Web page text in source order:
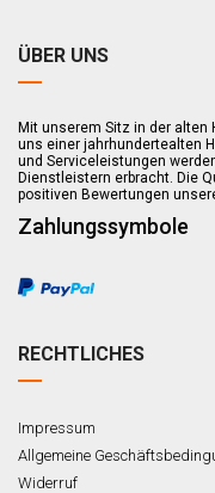
ÜBER UNS
Mit unserem Sitz in der
uns einer jahrhundertealten
und Serviceleistungen
Dienstleistern erbracht. Die
positiven Bewertungen
Zahlungssymbole
RECHTLICHES
Impressum
Allgemeine
Widerruf